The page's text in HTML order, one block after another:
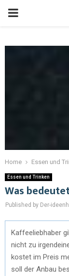
Home Essen und
Essen und Trinken
Was
Published by Der-
Kaffeeliebhaber
nicht zu
kostet im Preis
soll der Anbau